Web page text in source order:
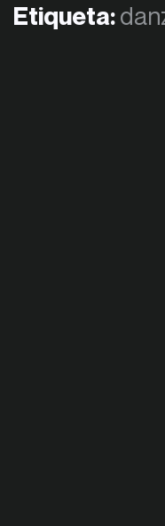
Etiqueta: